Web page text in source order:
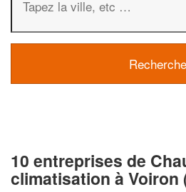
10 entreprises de
climatisation à Voiron